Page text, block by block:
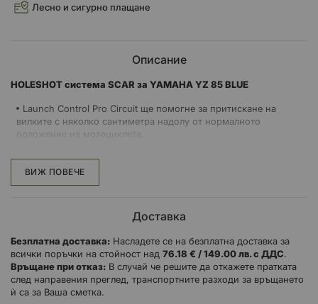
Лесно и сигурно плащане
Описание
HOLESHOT система SCAR за YAMAHA YZ 85 BLUE
Launch Control Pro Circuit ще помогне за притискане на
вилките с няколко сантиметра надолу от нормалното
положение на мотоциклета.
голямото натоварване ще бъде поставено върху предната част,
а не върху задната, което ще намали вероятността от
повдигане на колело
който осигурява положително задействане и постоянно
Стартовият спусък улеснява процеса на установяване и
изключване
CNC-обработка от алуминий за самолети
Олекотена конструкция
ВИЖ ПОВЕЧЕ
Доставка
Безплатна доставка: Насладете се на безплатна доставка за
всички поръчки на стойност над 76.18 € / 149.00 лв. с ДДС.
Връщане при отказ: В случай че решите да откажете пратката
след направения преглед, транспортните разходи за връщането
ѝ са за Ваша сметка.